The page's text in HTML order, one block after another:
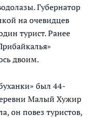
Губернатор
на очевидцев
турист. Ранее
двоим.
был 44-
Малый Хужир
он повез туристов,